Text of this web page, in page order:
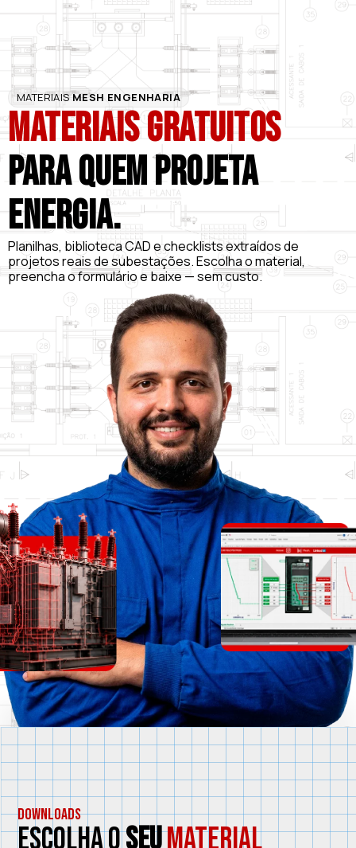
MATERIAISMESH ENGENHARIA
MATERIAIS GRATUITOS
PARA QUEM PROJETA
ENERGIA.
Planilhas, biblioteca CAD e checklists extraídos de
projetos reais de subestações. Escolha o material,
preencha o formulário e baixe — sem custo.
DOWNLOADS
ESCOLHA OSEUMATERIAL